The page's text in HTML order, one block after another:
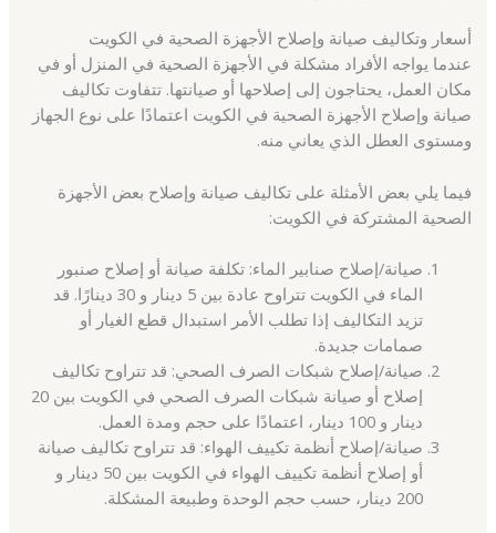
أسعار وتكاليف صيانة وإصلاح الأجهزة الصحية في الكويت
عندما يواجه الأفراد مشكلة في الأجهزة الصحية في المنزل أو في
مكان العمل، يحتاجون إلى إصلاحها أو صيانتها. تتفاوت تكاليف
صيانة وإصلاح الأجهزة الصحية في الكويت اعتمادًا على نوع الجهاز
ومستوى العطل الذي يعاني منه.
فيما يلي بعض الأمثلة على تكاليف صيانة وإصلاح بعض الأجهزة
الصحية المشتركة في الكويت:
صيانة/إصلاح صنابير الماء: تكلفة صيانة أو إصلاح صنبور
الماء في الكويت تتراوح عادة بين 5 دينار و 30 دينارًا. قد
تزيد التكاليف إذا تطلب الأمر استبدال قطع الغيار أو
صمامات جديدة.
صيانة/إصلاح شبكات الصرف الصحي: قد تتراوح تكاليف
إصلاح أو صيانة شبكات الصرف الصحي في الكويت بين 20
دينار و 100 دينار، اعتمادًا على حجم ومدة العمل.
صيانة/إصلاح أنظمة تكييف الهواء: قد تتراوح تكاليف صيانة
أو إصلاح أنظمة تكييف الهواء في الكويت بين 50 دينار و
200 دينار، حسب حجم الوحدة وطبيعة المشكلة.